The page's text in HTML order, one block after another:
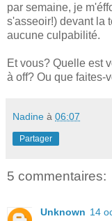
par semaine, je
s'asseoir!) devant la
aucune culpabilité.
Et vous? Quelle est
à off? Ou que faites-
Nadine à 06:07
Partager
5 commentaires:
Unknown 14